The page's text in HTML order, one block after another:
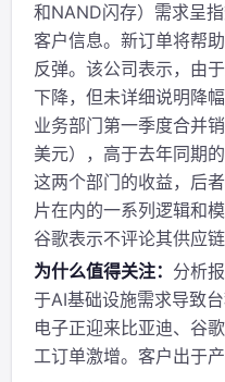
和NAND闪存）需求呈
客户信息。新订单将帮
反弹。该公司表示，由
下降，但未详细说明降
业务部门第一季度合并
美元），高于去年同期
这两个部门的收益，后
片在内的一系列逻辑和
谷歌表示不评论其供应链
为什么值得关注： 分析
于AI基础设施需求导致
电子正迎来比亚迪、谷
工订单激增。客户出于